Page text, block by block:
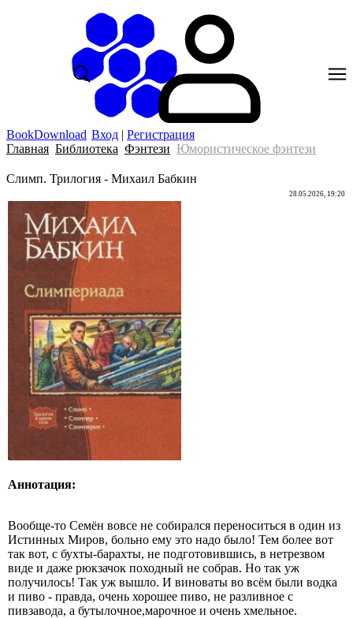
BookDownload Вход | Регистрация
Главная Библиотека Фэнтези Юмористическое фэнтези
Слимп. Трилогия - Михаил Бабкин
28.05.2026, 19:20
Аннотация:
Вообще-то Семён вовсе не собирался переноситься в один из
Истинных Миров, больно ему это надо было! Тем более вот
так вот, с бухты-барахты, не подготовившись, в нетрезвом
виде и даже рюкзачок походный не собрав. Но так уж
получилось! Так уж вышло. И виноваты во всём были водка
и пиво - правда, очень хорошее пиво, не разливное с
пивзавода, а бутылочное,марочное и очень хмельное.